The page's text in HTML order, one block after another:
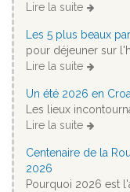
Lire la suite
Les 5 plus beaux
pour déjeuner sur
Lire la suite
Un été 2026 en
Les lieux
Lire la suite
Centenaire de la
2026
Pourquoi 2026 est